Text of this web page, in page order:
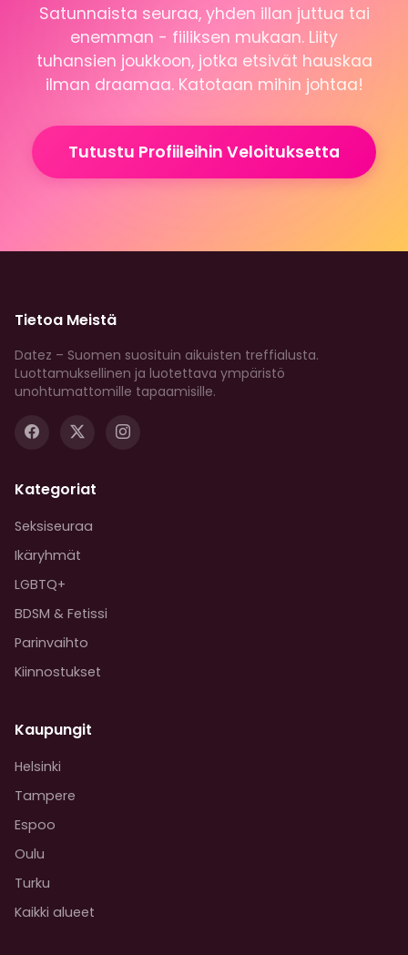
Satunnaista seuraa, yhden illan juttua tai
enemman - fiiliksen mukaan. Liity
tuhansien joukkoon, jotka etsivät hauskaa
ilman draamaa. Katotaan mihin johtaa!
Tutustu Profiileihin Veloituksetta
Tietoa Meistä
Datez – Suomen suosituin aikuisten treffialusta.
Luottamuksellinen ja luotettava ympäristö
unohtumattomille tapaamisille.
Kategoriat
Seksiseuraa
Ikäryhmät
LGBTQ+
BDSM & Fetissi
Parinvaihto
Kiinnostukset
Kaupungit
Helsinki
Tampere
Espoo
Oulu
Turku
Kaikki alueet